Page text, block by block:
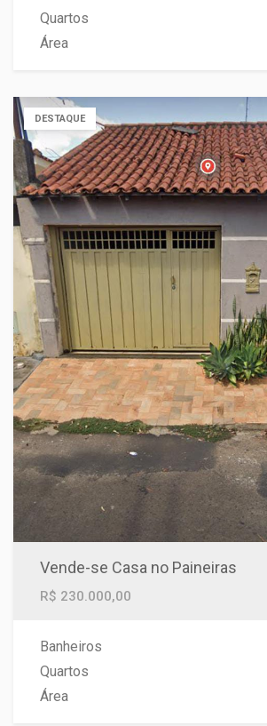
Quartos
Área
DESTAQUE
Vende-se Casa no Paineiras
R$ 230.000,00
Banheiros
Quartos
Área